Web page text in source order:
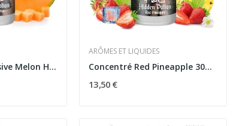
Concentré Explosive Melon Hidden Potion 30ml -...
ARÔMES ET LIQUIDES
Concentré Red Pineapple 30ml Hidden Potion -...
13,50 €